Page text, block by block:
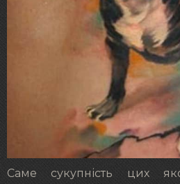
Саме сукупність цих